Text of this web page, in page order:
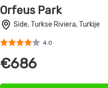
Orfeus Park
Side, Turkse Riviera, Turkije
4.0
€686